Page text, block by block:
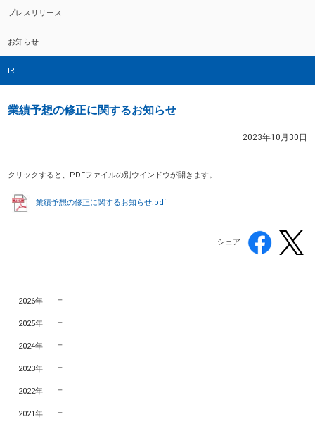
プレスリリース
お知らせ
IR
業績予想の修正に関するお知らせ
2023年10月30日
クリックすると、PDFファイルの別ウインドウが開きます。
業績予想の修正に関するお知らせ.pdf
シェア
2026年
2025年
2024年
2023年
2022年
2021年